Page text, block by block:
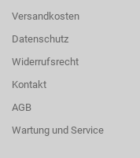
Versandkosten
Datenschutz
Widerrufsrecht
Kontakt
AGB
Wartung und Service